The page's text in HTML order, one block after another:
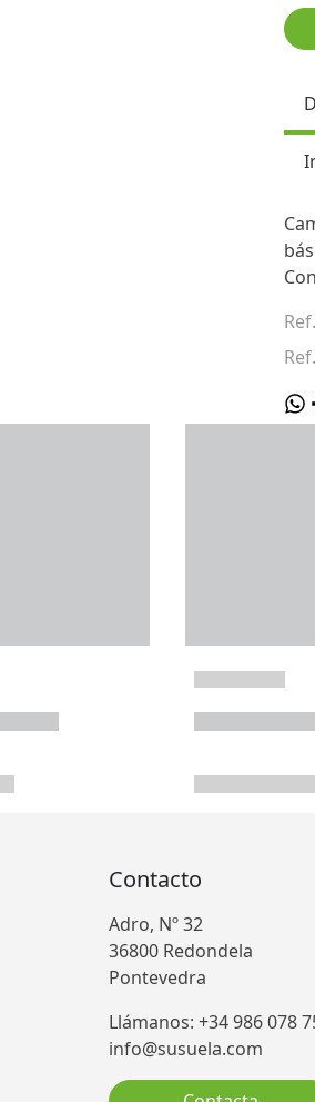
Contacto
Adro, Nº 32
36800 Redondela
Pontevedra
Llámanos: +34 986 078
info@susuela.com